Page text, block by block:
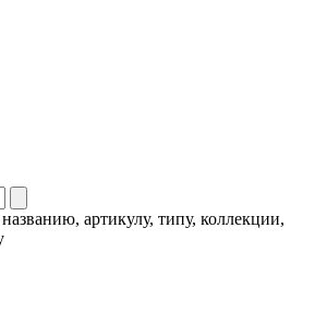
артикулу, типу, коллекции,